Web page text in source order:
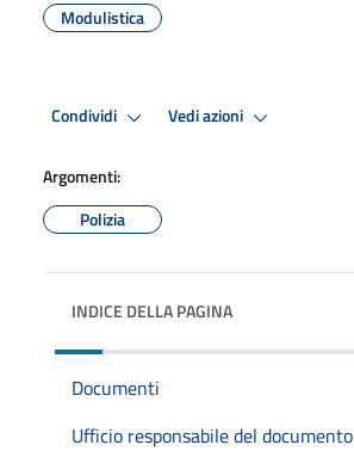
Modulistica
Condividi Vedi azioni
Argomenti:
Polizia
INDICE DELLA PAGINA
Documenti
Ufficio responsabile del documento